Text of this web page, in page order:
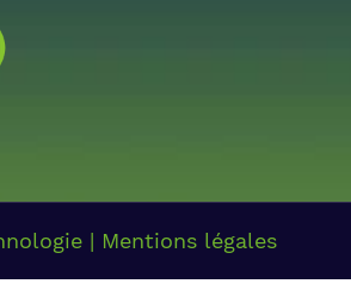
| Mentions légales